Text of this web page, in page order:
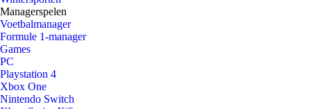
Managerspelen
Voetbalmanager
Formule 1-manager
Games
PC
Playstation 4
Xbox One
Nintendo Switch